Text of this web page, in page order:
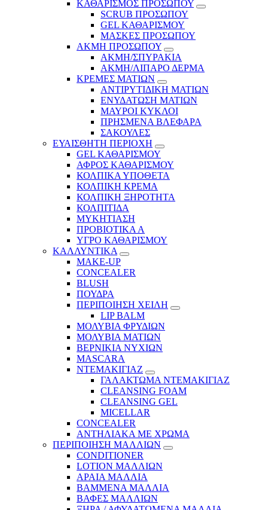
ΚΑΘΑΡΙΣΜΟΣ ΠΡΟΣΩΠΟΥ
SCRUB ΠΡΟΣΩΠΟΥ
GEL ΚΑΘΑΡΙΣΜΟΥ
ΜΑΣΚΕΣ ΠΡΟΣΩΠΟΥ
ΑΚΜΗ ΠΡΟΣΩΠΟΥ
ΑΚΜΗ/ΣΠΥΡΑΚΙΑ
ΑΚΜΗ/ΛΙΠΑΡΟ ΔΕΡΜΑ
ΚΡΕΜΕΣ ΜΑΤΙΩΝ
ΑΝΤΙΡΥΤΙΔΙΚΗ ΜΑΤΙΩΝ
ΕΝΥΔΑΤΩΣΗ ΜΑΤΙΩΝ
ΜΑΥΡΟΙ ΚΥΚΛΟΙ
ΠΡΗΣΜΕΝΑ ΒΛΕΦΑΡΑ
ΣΑΚΟΥΛΕΣ
ΕΥΑΙΣΘΗΤΗ ΠΕΡΙΟΧΗ
GEL ΚΑΘΑΡΙΣΜΟΥ
ΑΦΡΟΣ ΚΑΘΑΡΙΣΜΟΥ
ΚΟΛΠΙΚΑ ΥΠΟΘΕΤΑ
ΚΟΛΠΙΚΗ ΚΡΕΜΑ
ΚΟΛΠΙΚΗ ΞΗΡΟΤΗΤΑ
ΚΟΛΠΙΤΙΔΑ
ΜΥΚΗΤΙΑΣΗ
ΠΡΟΒΙΟΤΙΚΑ Α
ΥΓΡΟ ΚΑΘΑΡΙΣΜΟΥ
ΚΑΛΛΥΝΤΙΚΑ
MAKE-UP
CONCEALER
BLUSH
ΠΟΥΔΡΑ
ΠΕΡΙΠΟΙΗΣΗ ΧΕΙΛΗ
LIP BALM
ΜΟΛΥΒΙΑ ΦΡΥΔΙΩΝ
ΜΟΛΥΒΙΑ ΜΑΤΙΩΝ
ΒΕΡΝΙΚΙΑ ΝΥΧΙΩΝ
MASCARA
ΝΤΕΜΑΚΙΓΙΑΖ
ΓΑΛΑΚΤΩΜΑ ΝΤΕΜΑΚΙΓΙΑΖ
CLEANSING FOAM
CLEANSING GEL
MICELLAR
CONCEALER
ΑΝΤΗΛΙΑΚΑ ΜΕ ΧΡΩΜΑ
ΠΕΡΙΠΟΙΗΣΗ ΜΑΛΛΙΩΝ
CONDITIONER
LOTION ΜΑΛΛΙΩΝ
ΑΡΑΙΑ ΜΑΛΛΙΑ
ΒΑΜΜΕΝΑ ΜΑΛΛΙΑ
ΒΑΦΕΣ ΜΑΛΛΙΩΝ